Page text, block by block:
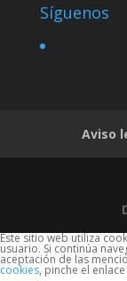
Síguenos
Aviso
Este sitio web utiliza
usuario. Si continúa
aceptación de las
cookies, pinche el